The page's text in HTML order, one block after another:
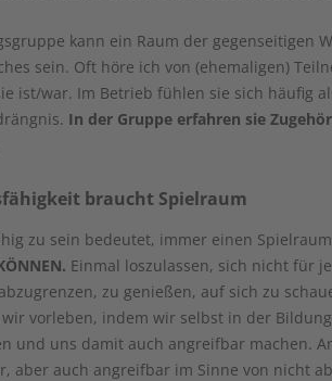
kann ein Raum der gegenseitigen
sein. Oft höre ich von (ehemaligen)
ist/war. Im Betrieb fühlen sie sich häufig
In der Gruppe erfahren sie
braucht Spielraum
zu sein bedeutet, immer einen
Einmal loszulassen, sich nicht für
zu genießen, auf sich zu
vorleben, indem wir selbst in der
und uns damit auch angreifbar machen.
aber auch angreifbar im Sinne von nicht